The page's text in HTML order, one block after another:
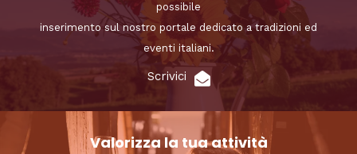
possibile
inserimento sul nostro portale dedicato a tradizioni ed
eventi italiani.
Scrivici
Valorizza la tua attività